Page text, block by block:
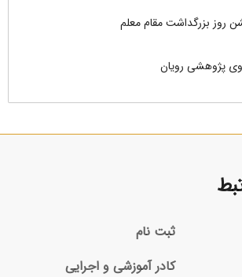
روز بزرگداشت مقام معلم
پژوهشی رویان
ثبت نام
کادر آموزشی و اجرایی